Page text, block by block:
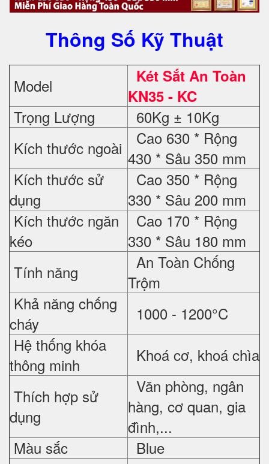
Thông Số Kỹ Thuật
Model
Két Sắt An Toàn
KN35 - KC
Trọng Lượng
60Kg ± 10Kg
Kích thước ngoài
Cao 630 * Rộng
430 * Sâu 350 mm
Kích thước sử
dụng
Cao 350 * Rộng
330 * Sâu 200 mm
Kích thước ngăn
kéo
Cao 170 * Rộng
330 * Sâu 180 mm
Tính năng
An Toàn Chống
Trộm
Khả năng chống
cháy
1000 - 1200°C
Hệ thống khóa
thông minh
Khoá cơ, khoá chìa
Thích hợp sử
dụng
Văn phòng, ngân
hàng, cơ quan, gia
đình,...
Màu sắc
Blue